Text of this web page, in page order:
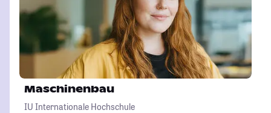
Maschinenbau
IU Internationale Hochschule